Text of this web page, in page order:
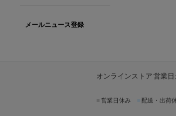
メールニュース登録
オンラインストア 営業
営業日休み 配送・出荷